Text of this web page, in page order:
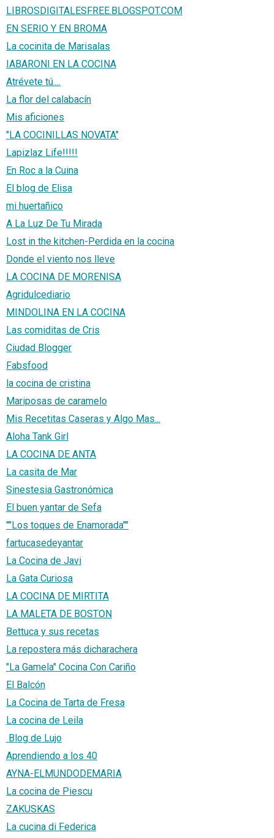
LIBROSDIGITALESFREE.BLOGSPOT.COM
EN SERIO Y EN BROMA
La cocinita de Marisalas
IABARONI EN LA COCINA
Atrévete tú....
La flor del calabacín
Mis aficiones
"LA COCINILLAS NOVATA"
Lapizlaz Life!!!!!
En Roc a la Cuina
El blog de Elisa
mi huertañico
A La Luz De Tu Mirada
Lost in the kitchen-Perdida en la cocina
Donde el viento nos lleve
LA COCINA DE MORENISA
Agridulcediario
MINDOLINA EN LA COCINA
Las comiditas de Cris
Ciudad Blogger
Fabsfood
la cocina de cristina
Mariposas de caramelo
Mis Recetitas Caseras y Algo Mas...
Aloha Tank Girl
LA COCINA DE ANTA
La casita de Mar
Sinestesia Gastronómica
El buen yantar de Sefa
""Los toques de Enamorada""
fartucasedeyantar
La Cocina de Javi
La Gata Curiosa
LA COCINA DE MIRTITA
LA MALETA DE BOSTON
Bettuca y sus recetas
La repostera más dicharachera
"La Gamela" Cocina Con Cariño
El Balcón
La Cocina de Tarta de Fresa
La cocina de Leila
Blog de Lujo
Aprendiendo a los 40
AYNA-ELMUNDODEMARIA
La cocina de Piescu
ZAKUSKAS
La cucina di Federica